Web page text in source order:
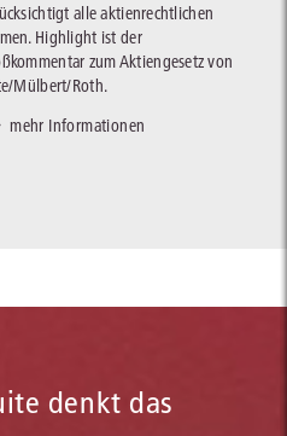
alle aktienrechtlichen
Highlight ist der
zum Aktiengesetz von
Mülbert/Roth.
mehr Informationen
denkt das